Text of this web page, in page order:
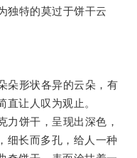
特的莫过于饼干云
形状各异的云朵，有
直让人叹为观止。
饼干，呈现出深色，
细长而多孔，给人一种